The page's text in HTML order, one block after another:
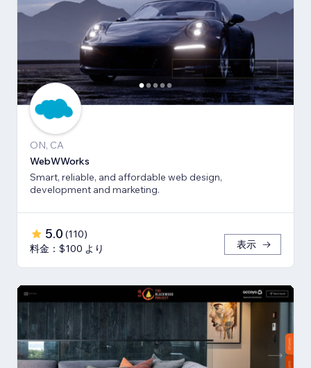
ON, CA
WebWWorks
Smart, reliable, and affordable web design,
development and marketing.
5.0 (110)
料金：$100 より
表示